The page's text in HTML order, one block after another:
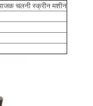
चलनी स्क्रीन मशीन